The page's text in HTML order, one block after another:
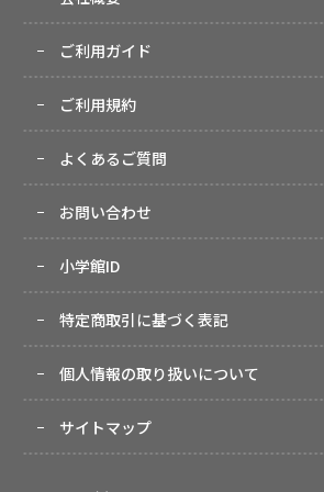
ご利用ガイド
ご利用規約
よくあるご質問
お問い合わせ
小学館ID
特定商取引に基づく表記
個人情報の取り扱いについて
サイトマップ